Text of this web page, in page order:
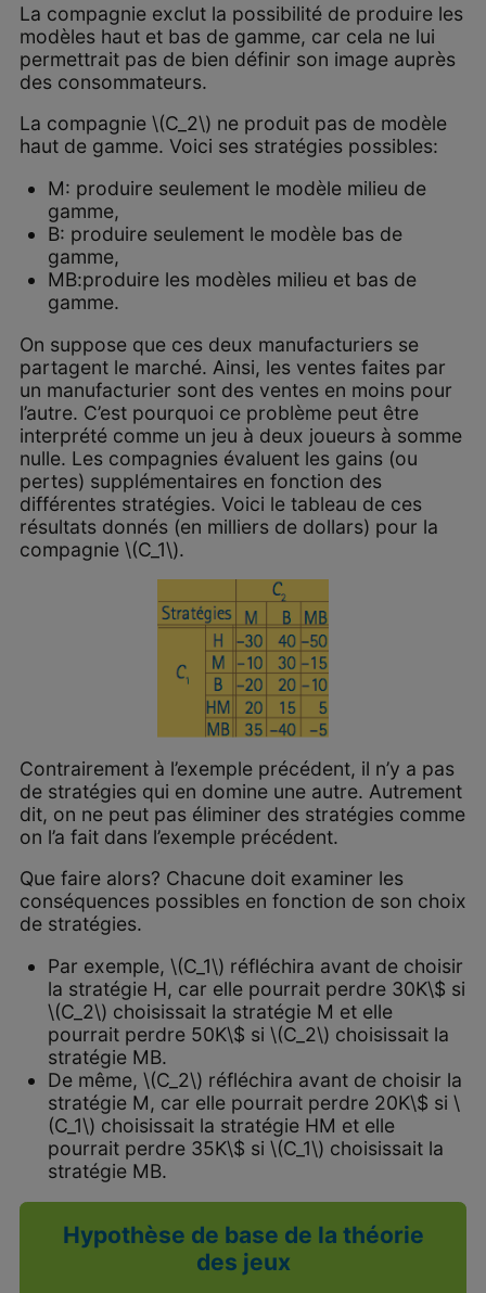
La compagnie exclut la possibilité de produire les
modèles haut et bas de gamme, car cela ne lui
permettrait pas de bien définir son image auprès
des consommateurs.
La compagnie \(C_2\) ne produit pas de modèle
haut de gamme. Voici ses stratégies possibles:
M: produire seulement le modèle milieu de
gamme,
B: produire seulement le modèle bas de
gamme,
MB:produire les modèles milieu et bas de
gamme.
On suppose que ces deux manufacturiers se
partagent le marché. Ainsi, les ventes faites par
un manufacturier sont des ventes en moins pour
l’autre. C’est pourquoi ce problème peut être
interprété comme un jeu à deux joueurs à somme
nulle. Les compagnies évaluent les gains (ou
pertes) supplémentaires en fonction des
différentes stratégies. Voici le tableau de ces
résultats donnés (en milliers de dollars) pour la
compagnie \(C_1\).
Contrairement à l’exemple précédent, il n’y a pas
de stratégies qui en domine une autre. Autrement
dit, on ne peut pas éliminer des stratégies comme
on l’a fait dans l’exemple précédent.
Que faire alors? Chacune doit examiner les
conséquences possibles en fonction de son choix
de stratégies.
Par exemple, \(C_1\) réfléchira avant de choisir
la stratégie H, car elle pourrait perdre 30K\$ si
\(C_2\) choisissait la stratégie M et elle
pourrait perdre 50K\$ si \(C_2\) choisissait la
stratégie MB.
De même, \(C_2\) réfléchira avant de choisir la
stratégie M, car elle pourrait perdre 20K\$ si \
(C_1\) choisissait la stratégie HM et elle
pourrait perdre 35K\$ si \(C_1\) choisissait la
stratégie MB.
Hypothèse de base de la théorie
des jeux